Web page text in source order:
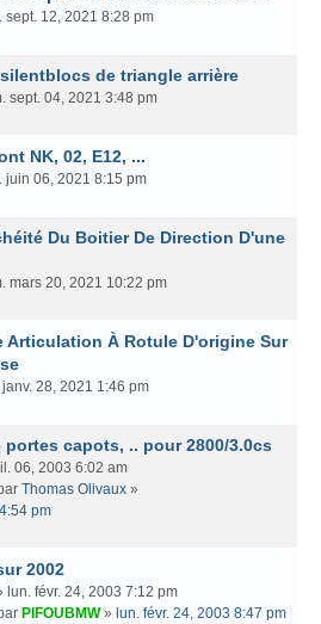
sept. 12, 2021 8:28 pm
de triangle arrière
sept. 04, 2021 3:48 pm
NK, 02, E12, ...
juin 06, 2021 8:15 pm
Du Boitier De Direction D'une
mars 20, 2021 10:22 pm
Articulation À Rotule D'origine Sur
28, 2021 1:46 pm
capots, .. pour 2800/3.0cs
06, 2003 6:02 am
Thomas Olivaux »
pm
2002
lun. févr. 24, 2003 7:12 pm
PIFOUBMW» lun. févr. 24, 2003 8:47 pm